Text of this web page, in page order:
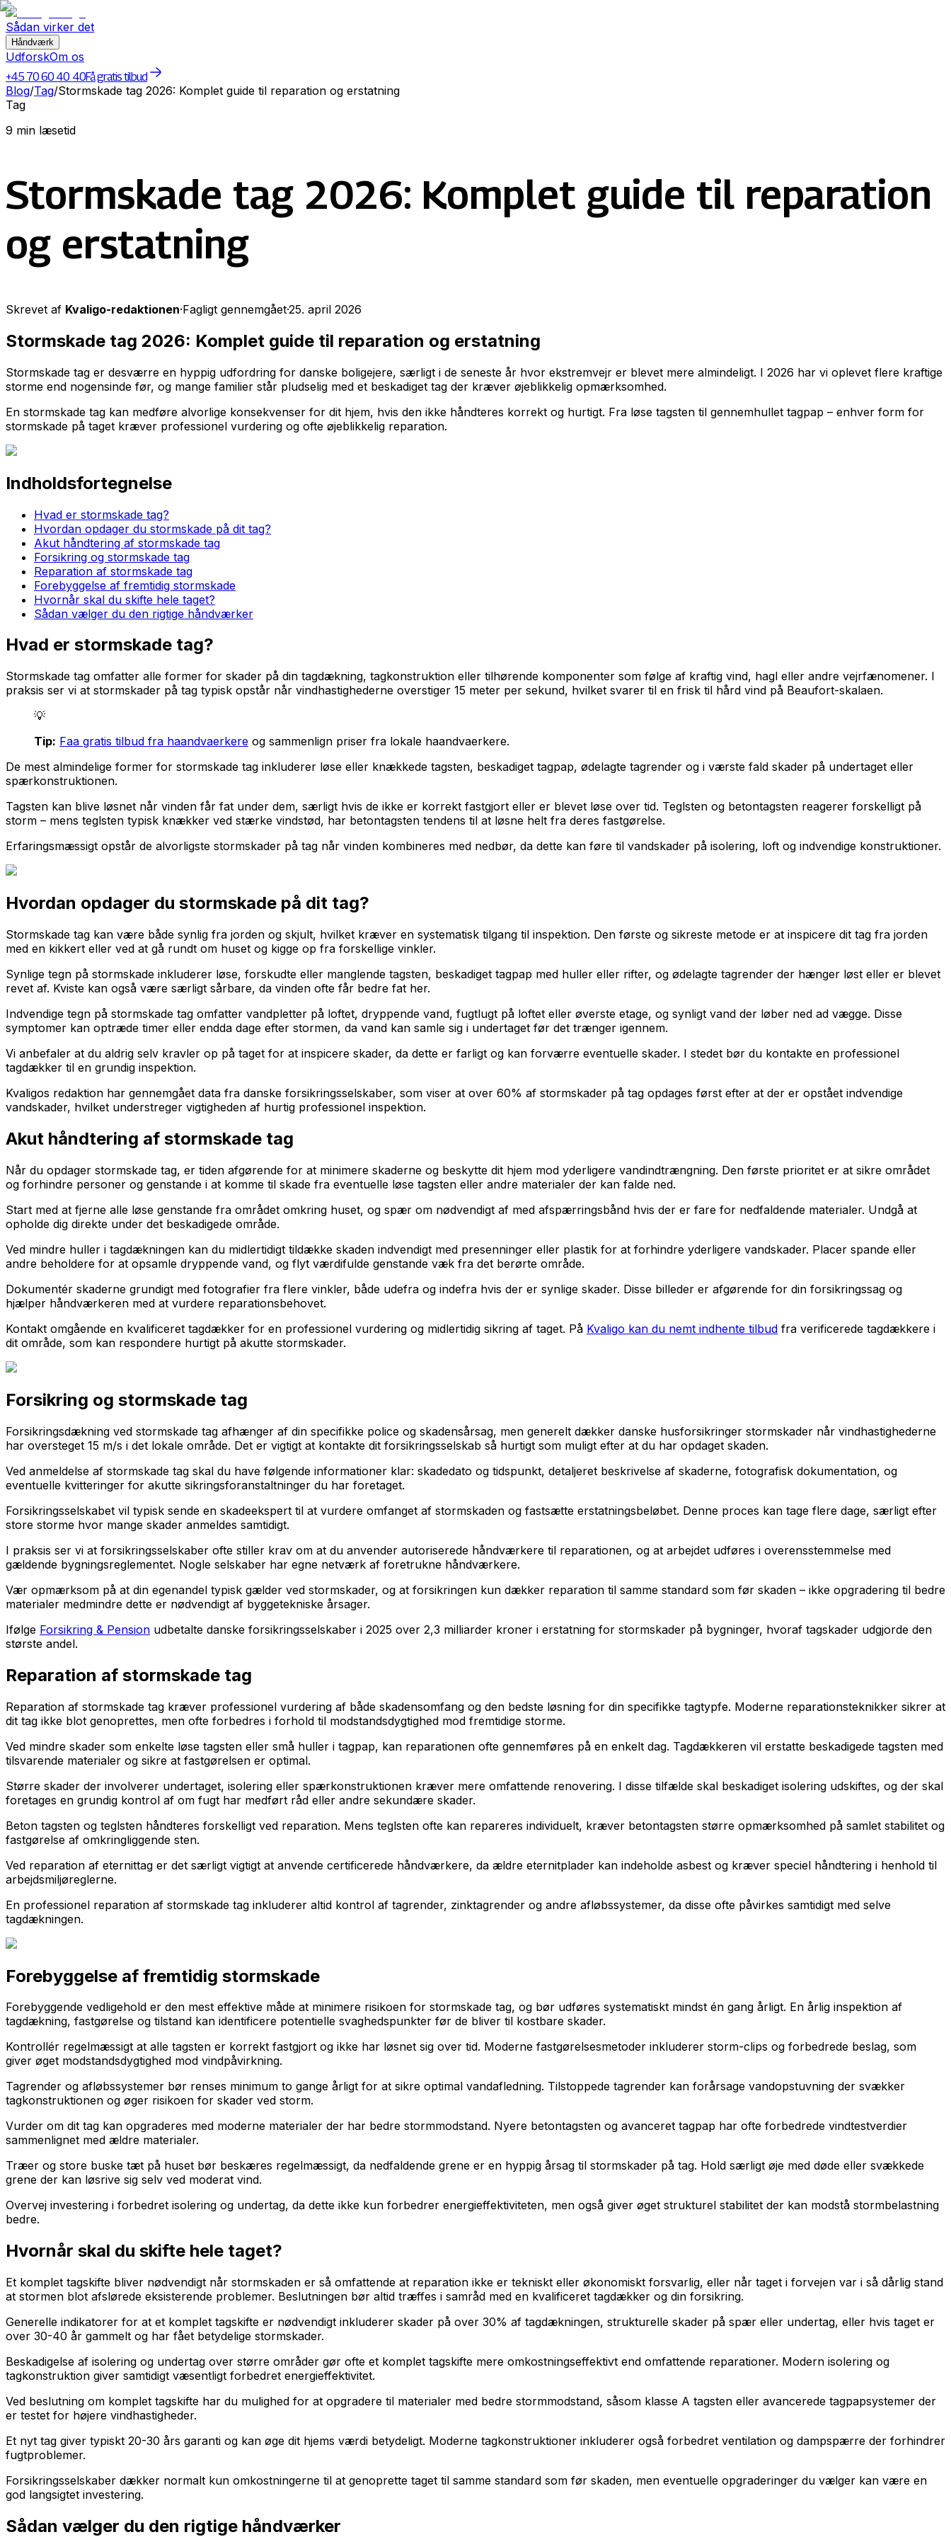
Sådan virker det
Håndværk
UdforskOm os
+45 70 60 40 40Få gratis tilbud
Blog/Tag/Stormskade tag 2026: Komplet guide til reparation og erstatning
Tag
9 min læsetid
Stormskade tag 2026: Komplet guide til reparation
og erstatning
Skrevet af Kvaligo-redaktionen·Fagligt gennemgået·25. april 2026
Stormskade tag 2026: Komplet guide til reparation og erstatning
Stormskade tag er desværre en hyppig udfordring for danske boligejere, særligt i de seneste år hvor ekstremvejr er blevet mere almindeligt. I 2026 har vi oplevet flere kraftige
storme end nogensinde før, og mange familier står pludselig med et beskadiget tag der kræver øjeblikkelig opmærksomhed.
En stormskade tag kan medføre alvorlige konsekvenser for dit hjem, hvis den ikke håndteres korrekt og hurtigt. Fra løse tagsten til gennemhullet tagpap – enhver form for
stormskade på taget kræver professionel vurdering og ofte øjeblikkelig reparation.
Indholdsfortegnelse
Hvad er stormskade tag?
Hvordan opdager du stormskade på dit tag?
Akut håndtering af stormskade tag
Forsikring og stormskade tag
Reparation af stormskade tag
Forebyggelse af fremtidig stormskade
Hvornår skal du skifte hele taget?
Sådan vælger du den rigtige håndværker
Hvad er stormskade tag?
Stormskade tag omfatter alle former for skader på din tagdækning, tagkonstruktion eller tilhørende komponenter som følge af kraftig vind, hagl eller andre vejrfænomener. I
praksis ser vi at stormskader på tag typisk opstår når vindhastighederne overstiger 15 meter per sekund, hvilket svarer til en frisk til hård vind på Beaufort-skalaen.
💡
Tip: Faa gratis tilbud fra haandvaerkere og sammenlign priser fra lokale haandvaerkere.
De mest almindelige former for stormskade tag inkluderer løse eller knækkede tagsten, beskadiget tagpap, ødelagte tagrender og i værste fald skader på undertaget eller
spærkonstruktionen.
Tagsten kan blive løsnet når vinden får fat under dem, særligt hvis de ikke er korrekt fastgjort eller er blevet løse over tid. Teglsten og betontagsten reagerer forskelligt på
storm – mens teglsten typisk knækker ved stærke vindstød, har betontagsten tendens til at løsne helt fra deres fastgørelse.
Erfaringsmæssigt opstår de alvorligste stormskader på tag når vinden kombineres med nedbør, da dette kan føre til vandskader på isolering, loft og indvendige konstruktioner.
Hvordan opdager du stormskade på dit tag?
Stormskade tag kan være både synlig fra jorden og skjult, hvilket kræver en systematisk tilgang til inspektion. Den første og sikreste metode er at inspicere dit tag fra jorden
med en kikkert eller ved at gå rundt om huset og kigge op fra forskellige vinkler.
Synlige tegn på stormskade inkluderer løse, forskudte eller manglende tagsten, beskadiget tagpap med huller eller rifter, og ødelagte tagrender der hænger løst eller er blevet
revet af. Kviste kan også være særligt sårbare, da vinden ofte får bedre fat her.
Indvendige tegn på stormskade tag omfatter vandpletter på loftet, dryppende vand, fugtlugt på loftet eller øverste etage, og synligt vand der løber ned ad vægge. Disse
symptomer kan optræde timer eller endda dage efter stormen, da vand kan samle sig i undertaget før det trænger igennem.
Vi anbefaler at du aldrig selv kravler op på taget for at inspicere skader, da dette er farligt og kan forværre eventuelle skader. I stedet bør du kontakte en professionel
tagdækker til en grundig inspektion.
Kvaligos redaktion har gennemgået data fra danske forsikringsselskaber, som viser at over 60% af stormskader på tag opdages først efter at der er opstået indvendige
vandskader, hvilket understreger vigtigheden af hurtig professionel inspektion.
Akut håndtering af stormskade tag
Når du opdager stormskade tag, er tiden afgørende for at minimere skaderne og beskytte dit hjem mod yderligere vandindtrængning. Den første prioritet er at sikre området
og forhindre personer og genstande i at komme til skade fra eventuelle løse tagsten eller andre materialer der kan falde ned.
Start med at fjerne alle løse genstande fra området omkring huset, og spær om nødvendigt af med afspærringsbånd hvis der er fare for nedfaldende materialer. Undgå at
opholde dig direkte under det beskadigede område.
Ved mindre huller i tagdækningen kan du midlertidigt tildække skaden indvendigt med presenninger eller plastik for at forhindre yderligere vandskader. Placer spande eller
andre beholdere for at opsamle dryppende vand, og flyt værdifulde genstande væk fra det berørte område.
Dokumentér skaderne grundigt med fotografier fra flere vinkler, både udefra og indefra hvis der er synlige skader. Disse billeder er afgørende for din forsikringssag og
hjælper håndværkeren med at vurdere reparationsbehovet.
Kontakt omgående en kvalificeret tagdækker for en professionel vurdering og midlertidig sikring af taget. På Kvaligo kan du nemt indhente tilbud fra verificerede tagdækkere i
dit område, som kan respondere hurtigt på akutte stormskader.
Forsikring og stormskade tag
Forsikringsdækning ved stormskade tag afhænger af din specifikke police og skadensårsag, men generelt dækker danske husforsikringer stormskader når vindhastighederne
har oversteget 15 m/s i det lokale område. Det er vigtigt at kontakte dit forsikringsselskab så hurtigt som muligt efter at du har opdaget skaden.
Ved anmeldelse af stormskade tag skal du have følgende informationer klar: skadedato og tidspunkt, detaljeret beskrivelse af skaderne, fotografisk dokumentation, og
eventuelle kvitteringer for akutte sikringsforanstaltninger du har foretaget.
Forsikringsselskabet vil typisk sende en skadeekspert til at vurdere omfanget af stormskaden og fastsætte erstatningsbeløbet. Denne proces kan tage flere dage, særligt efter
store storme hvor mange skader anmeldes samtidigt.
I praksis ser vi at forsikringsselskaber ofte stiller krav om at du anvender autoriserede håndværkere til reparationen, og at arbejdet udføres i overensstemmelse med
gældende bygningsreglementet. Nogle selskaber har egne netværk af foretrukne håndværkere.
Vær opmærksom på at din egenandel typisk gælder ved stormskader, og at forsikringen kun dækker reparation til samme standard som før skaden – ikke opgradering til bedre
materialer medmindre dette er nødvendigt af byggetekniske årsager.
Ifølge Forsikring & Pension udbetalte danske forsikringsselskaber i 2025 over 2,3 milliarder kroner i erstatning for stormskader på bygninger, hvoraf tagskader udgjorde den
største andel.
Reparation af stormskade tag
Reparation af stormskade tag kræver professionel vurdering af både skadensomfang og den bedste løsning for din specifikke tagtypfe. Moderne reparationsteknikker sikrer at
dit tag ikke blot genoprettes, men ofte forbedres i forhold til modstandsdygtighed mod fremtidige storme.
Ved mindre skader som enkelte løse tagsten eller små huller i tagpap, kan reparationen ofte gennemføres på en enkelt dag. Tagdækkeren vil erstatte beskadigede tagsten med
tilsvarende materialer og sikre at fastgørelsen er optimal.
Større skader der involverer undertaget, isolering eller spærkonstruktionen kræver mere omfattende renovering. I disse tilfælde skal beskadiget isolering udskiftes, og der skal
foretages en grundig kontrol af om fugt har medført råd eller andre sekundære skader.
Beton tagsten og teglsten håndteres forskelligt ved reparation. Mens teglsten ofte kan repareres individuelt, kræver betontagsten større opmærksomhed på samlet stabilitet og
fastgørelse af omkringliggende sten.
Ved reparation af eternittag er det særligt vigtigt at anvende certificerede håndværkere, da ældre eternitplader kan indeholde asbest og kræver speciel håndtering i henhold til
arbejdsmiljøreglerne.
En professionel reparation af stormskade tag inkluderer altid kontrol af tagrender, zinktagrender og andre afløbssystemer, da disse ofte påvirkes samtidigt med selve
tagdækningen.
Forebyggelse af fremtidig stormskade
Forebyggende vedligehold er den mest effektive måde at minimere risikoen for stormskade tag, og bør udføres systematiskt mindst én gang årligt. En årlig inspektion af
tagdækning, fastgørelse og tilstand kan identificere potentielle svaghedspunkter før de bliver til kostbare skader.
Kontrollér regelmæssigt at alle tagsten er korrekt fastgjort og ikke har løsnet sig over tid. Moderne fastgørelsesmetoder inkluderer storm-clips og forbedrede beslag, som
giver øget modstandsdygtighed mod vindpåvirkning.
Tagrender og afløbssystemer bør renses minimum to gange årligt for at sikre optimal vandafledning. Tilstoppede tagrender kan forårsage vandopstuvning der svækker
tagkonstruktionen og øger risikoen for skader ved storm.
Vurder om dit tag kan opgraderes med moderne materialer der har bedre stormmodstand. Nyere betontagsten og avanceret tagpap har ofte forbedrede vindtestverdier
sammenlignet med ældre materialer.
Træer og store buske tæt på huset bør beskæres regelmæssigt, da nedfaldende grene er en hyppig årsag til stormskader på tag. Hold særligt øje med døde eller svækkede
grene der kan løsrive sig selv ved moderat vind.
Overvej investering i forbedret isolering og undertag, da dette ikke kun forbedrer energieffektiviteten, men også giver øget strukturel stabilitet der kan modstå stormbelastning
bedre.
Hvornår skal du skifte hele taget?
Et komplet tagskifte bliver nødvendigt når stormskaden er så omfattende at reparation ikke er tekniskt eller økonomiskt forsvarlig, eller når taget i forvejen var i så dårlig stand
at stormen blot afslørede eksisterende problemer. Beslutningen bør altid træffes i samråd med en kvalificeret tagdækker og din forsikring.
Generelle indikatorer for at et komplet tagskifte er nødvendigt inkluderer skader på over 30% af tagdækningen, strukturelle skader på spær eller undertag, eller hvis taget er
over 30-40 år gammelt og har fået betydelige stormskader.
Beskadigelse af isolering og undertag over større områder gør ofte et komplet tagskifte mere omkostningseffektivt end omfattende reparationer. Modern isolering og
tagkonstruktion giver samtidigt væsentligt forbedret energieffektivitet.
Ved beslutning om komplet tagskifte har du mulighed for at opgradere til materialer med bedre stormmodstand, såsom klasse A tagsten eller avancerede tagpapsystemer der
er testet for højere vindhastigheder.
Et nyt tag giver typiskt 20-30 års garanti og kan øge dit hjems værdi betydeligt. Moderne tagkonstruktioner inkluderer også forbedret ventilation og dampspærre der forhindrer
fugtproblemer.
Forsikringsselskaber dækker normalt kun omkostningerne til at genoprette taget til samme standard som før skaden, men eventuelle opgraderinger du vælger kan være en
god langsigtet investering.
Sådan vælger du den rigtige håndværker